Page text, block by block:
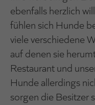
ebenfalls herzlich
fühlen sich Hunde
viele verschiedene
auf denen sie
Restaurant und
Hunde allerdings
sorgen die Besitzer